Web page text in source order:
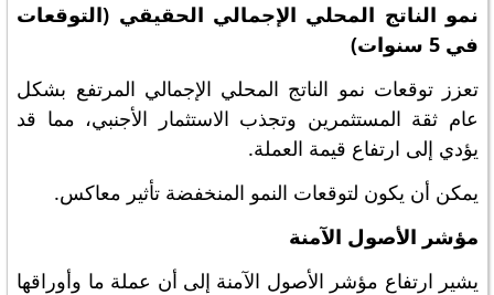
نمو الناتج المحلي الإجمالي الحقيقي (التوقعات
في 5 سنوات)
تعزز توقعات نمو الناتج المحلي الإجمالي المرتفع بشكل
عام ثقة المستثمرين وتجذب الاستثمار الأجنبي، مما قد
يؤدي إلى ارتفاع قيمة العملة.
يمكن أن يكون لتوقعات النمو المنخفضة تأثير معاكس.
مؤشر الأصول الآمنة
يشير ارتفاع مؤشر الأصول الآمنة إلى أن عملة ما وأوراقها